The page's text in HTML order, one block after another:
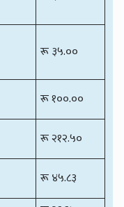
रू ३५.००
रू १००.००
रू २१२.५०
रू ४५.८३